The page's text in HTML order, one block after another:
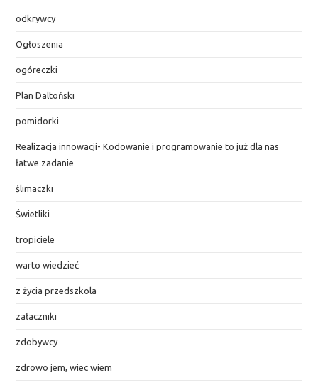
odkrywcy
Ogłoszenia
ogóreczki
Plan Daltoński
pomidorki
Realizacja innowacji- Kodowanie i programowanie to już dla nas
łatwe zadanie
ślimaczki
Świetliki
tropiciele
warto wiedzieć
z życia przedszkola
załaczniki
zdobywcy
zdrowo jem, wiec wiem